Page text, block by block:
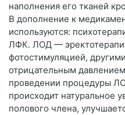
наполнения его тканей
В дополнение к
используются:
ЛФК. ЛОД —
фотостимуляцией,
отрицательным
проведении процедуры
происходит натуральное
полового члена,